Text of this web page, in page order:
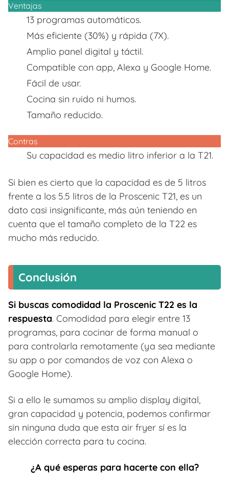
Ventajas
13 programas automáticos.
Más eficiente (30%) y rápida (7X).
Amplio panel digital y táctil.
Compatible con app, Alexa y Google Home.
Fácil de usar.
Cocina sin ruido ni humos.
Tamaño reducido.
Contras
Su capacidad es medio litro inferior a la T21.
Si bien es cierto que la capacidad es de 5 litros
frente a los 5.5 litros de la Proscenic T21, es un
dato casi insignificante, más aún teniendo en
cuenta que el tamaño completo de la T22 es
mucho más reducido.
Conclusión
Si buscas comodidad la Proscenic T22 es la
respuesta. Comodidad para elegir entre 13
programas, para cocinar de forma manual o
para controlarla remotamente (ya sea mediante
su app o por comandos de voz con Alexa o
Google Home).
Si a ello le sumamos su amplio display digital,
gran capacidad y potencia, podemos confirmar
sin ninguna duda que esta air fryer sí es la
elección correcta para tu cocina.
¿A qué esperas para hacerte con ella?